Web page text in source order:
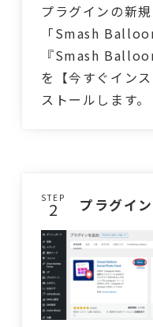
プラグインの新
「Smash
『Smash
を【今すぐイン
ストールします。
STEP プラグイ